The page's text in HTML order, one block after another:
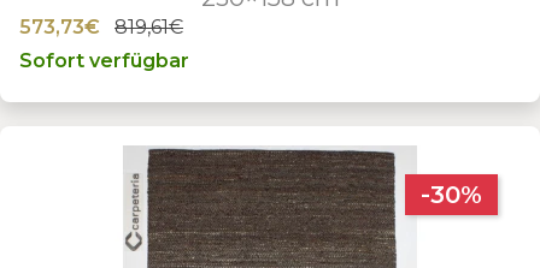
573,73€
819,61€
Sofort verfügbar
-30%